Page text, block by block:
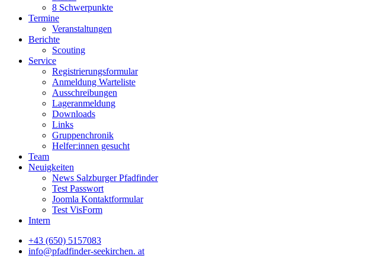
8 Schwerpunkte
Termine
Veranstaltungen
Berichte
Scouting
Service
Registrierungsformular
Anmeldung Warteliste
Ausschreibungen
Lageranmeldung
Downloads
Links
Gruppenchronik
Helfer:innen gesucht
Team
Neuigkeiten
News Salzburger Pfadfinder
Test Passwort
Joomla Kontaktformular
Test VisForm
Intern
+43 (650) 5157083
info@pfadfinder‐seekirchen. at